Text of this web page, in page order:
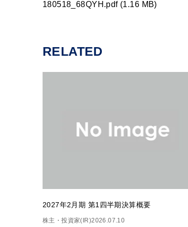
180518_68QYH.pdf (1.16 MB)
RELATED
2027年2月期 第1四半期決算概要
株主・投資家(IR)2026.07.10